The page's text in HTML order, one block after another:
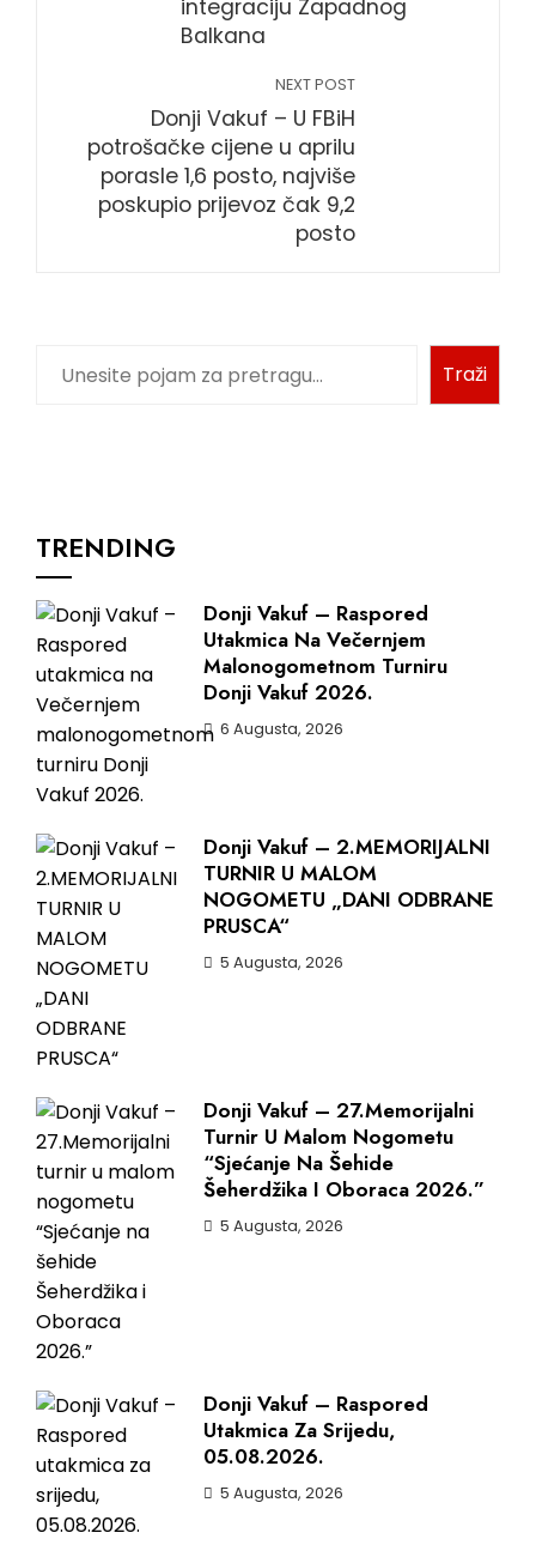
integraciju Zapadnog
Balkana
NEXT POST
Donji Vakuf – U FBiH
potrošačke cijene u aprilu
porasle 1,6 posto, najviše
poskupio prijevoz čak 9,2
posto
Traži
TRENDING
Donji Vakuf – Raspored
Utakmica Na Večernjem
Malonogometnom Turniru
Donji Vakuf 2026.
6 Augusta, 2026
Donji Vakuf – 2.MEMORIJALNI
TURNIR U MALOM
NOGOMETU „DANI ODBRANE
PRUSCA“
5 Augusta, 2026
Donji Vakuf – 27.Memorijalni
Turnir U Malom Nogometu
“Sjećanje Na Šehide
Šeherdžika I Oboraca 2026.”
5 Augusta, 2026
Donji Vakuf – Raspored
Utakmica Za Srijedu,
05.08.2026.
5 Augusta, 2026